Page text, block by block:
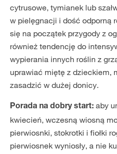
cytrusowe, tymianek lub
w pielęgnacji i dość odporną
się na początek przygody z
również tendencję do
wypierania innych roślin z
uprawiać miętę z dzieckiem,
zasadzić w dużej donicy.
Porada na dobry start: aby
kwiecień, wczesną wiosną
pierwiosnki, stokrotki i fiołki
pierwiosnek wyniosły, a nie